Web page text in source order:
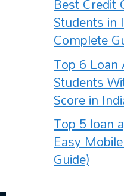
Students in
Complete
Top 6
Students
Score in
Top 5 loan
Easy
Guide)